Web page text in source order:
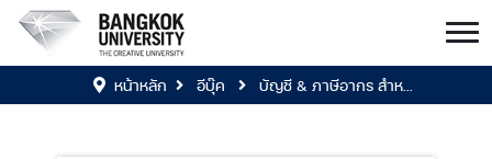
หน้าหลัก อีบุ๊ค บัญชี & ภาษีอากร สำห...